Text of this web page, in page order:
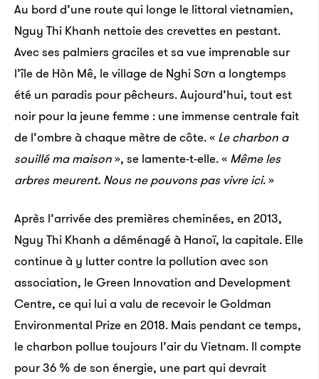
Au bord d’une route qui longe le littoral vietnamien,
Nguy Thi Khanh nettoie des crevettes en pestant.
Avec ses palmiers graciles et sa vue imprenable sur
l’île de Hòn Mê, le village de Nghi Sơn a longtemps
été un paradis pour pêcheurs. Aujourd’hui, tout est
noir pour la jeune femme : une immense centrale fait
de l’ombre à chaque mètre de côte. « Le charbon a
souillé ma maison», se lamente-t-elle. « Même les
arbres meurent. Nous ne pouvons pas vivre ici. »
Après l’arrivée des premières cheminées, en 2013,
Nguy Thi Khanh a déménagé à Hanoï, la capitale. Elle
continue à y lutter contre la pollution avec son
association, le Green Innovation and Development
Centre, ce qui lui a valu de recevoir le Goldman
Environmental Prize en 2018. Mais pendant ce temps,
le charbon pollue toujours l’air du Vietnam. Il compte
pour 36 % de son énergie, une part qui devrait